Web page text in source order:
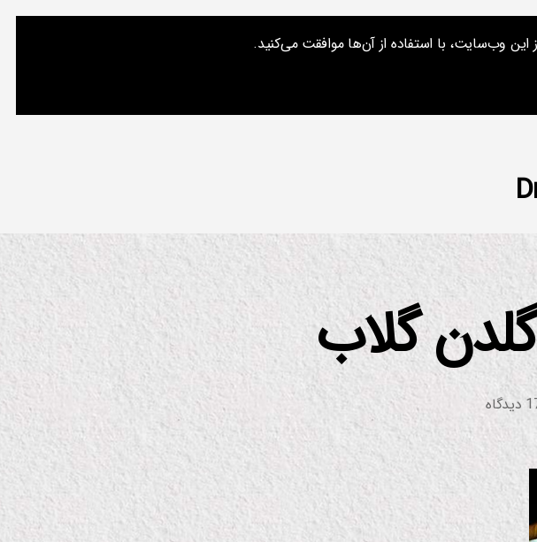
ارائه‌ها و نشست‌های من تماس با من
گلاب
برای
پیش
درآمدی
گلدن
وب‌سایت، با استفاده از آن‌ها موافقت می‌کنید.